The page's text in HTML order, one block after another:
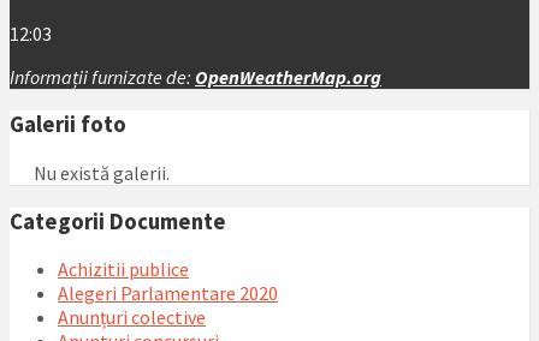
12:03
Informații furnizate de: OpenWeatherMap.org
Galerii foto
Nu există galerii.
Categorii Documente
Achizitii publice
Alegeri Parlamentare 2020
Anunțuri colective